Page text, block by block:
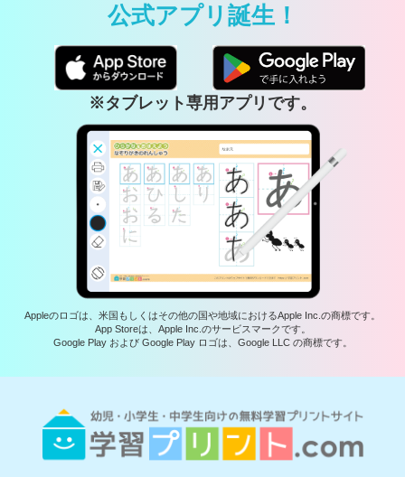
公式アプリ誕生！
※タブレット専用アプリです。
Appleのロゴは、米国もしくはその他の国や地域におけるApple Inc.の商標です。
App Storeは、Apple Inc.のサービスマークです。
Google Play および Google Play ロゴは、Google LLC の商標です。